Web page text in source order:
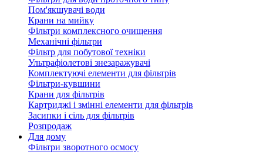
Пом'якшувачі води
Крани на мийку
Фільтри комплексного очищення
Механічні фільтри
Фільтр для побутової техніки
Ультрафіолетові знезаражувачі
Комплектуючі елементи для фільтрів
Фільтри-кувшини
Крани для фільтрів
Картриджі і змінні елементи для фільтрів
Засипки і сіль для фільтрів
Розпродаж
Для дому
Фільтри зворотного осмосу